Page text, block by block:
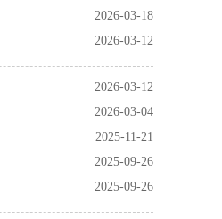
2026-03-18
2026-03-12
2026-03-12
2026-03-04
2025-11-21
2025-09-26
2025-09-26